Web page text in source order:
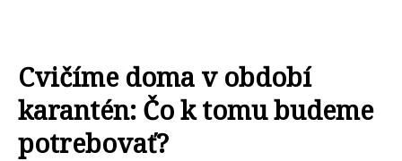
Cvičíme doma v období
karantén: Čo k tomu budeme
potrebovať?